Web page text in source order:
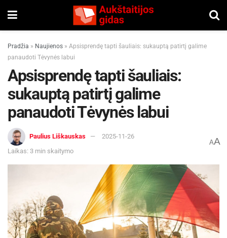
Pradžia » Naujienos » Apsisprendę tapti šauliais: sukauptą patirtį galime
panaudoti Tėvynės labui
Apsisprendę tapti šauliais:
sukauptą patirtį galime
panaudoti Tėvynės labui
Paulius Liškauskas
2025-11-26
Laikas: 3 min skaitymo
AA